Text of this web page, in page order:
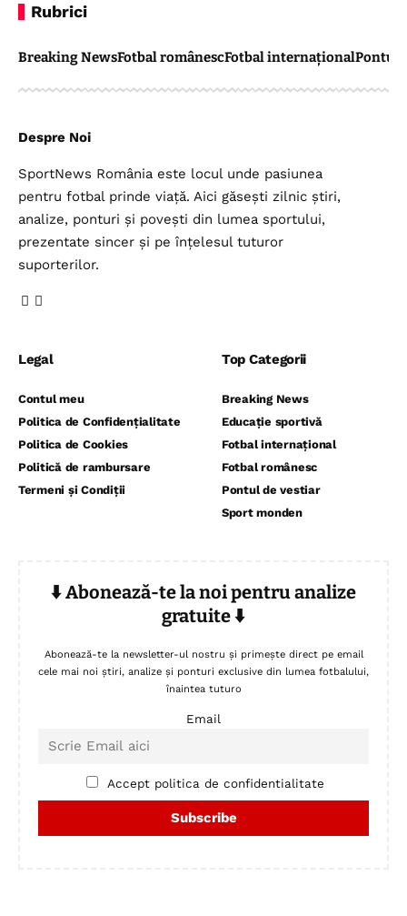
Rubrici
Breaking NewsFotbal românescFotbal internaționalPontul
Despre Noi
SportNews România este locul unde pasiunea
pentru fotbal prinde viață. Aici găsești zilnic știri,
analize, ponturi și povești din lumea sportului,
prezentate sincer și pe înțelesul tuturor
suporterilor.
Legal
Contul meu
Politica de Confidențialitate
Politica de Cookies
Politică de rambursare
Termeni și Condiții
Top Categorii
Breaking News
Educație sportivă
Fotbal internațional
Fotbal românesc
Pontul de vestiar
Sport monden
⬇️ Abonează-te la noi pentru analize
gratuite ⬇️
Abonează-te la newsletter-ul nostru și primește direct pe email
cele mai noi știri, analize și ponturi exclusive din lumea fotbalului,
înaintea tuturo
Email
Accept politica de confidentialitate